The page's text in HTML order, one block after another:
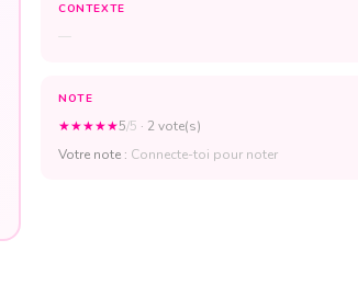
CONTEXTE
—
NOTE
★★★★★5/5 · 2 vote(s)
Votre note : Connecte-toi pour noter